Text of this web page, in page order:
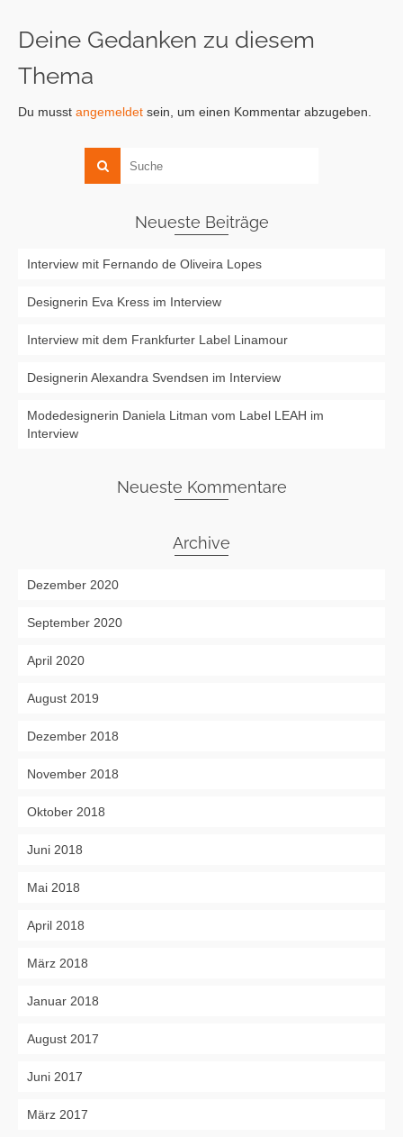
Deine Gedanken zu diesem
Thema
Du musst angemeldet sein, um einen Kommentar abzugeben.
Neueste Beiträge
Interview mit Fernando de Oliveira Lopes
Designerin Eva Kress im Interview
Interview mit dem Frankfurter Label Linamour
Designerin Alexandra Svendsen im Interview
Modedesignerin Daniela Litman vom Label LEAH im
Interview
Neueste Kommentare
Archive
Dezember 2020
September 2020
April 2020
August 2019
Dezember 2018
November 2018
Oktober 2018
Juni 2018
Mai 2018
April 2018
März 2018
Januar 2018
August 2017
Juni 2017
März 2017